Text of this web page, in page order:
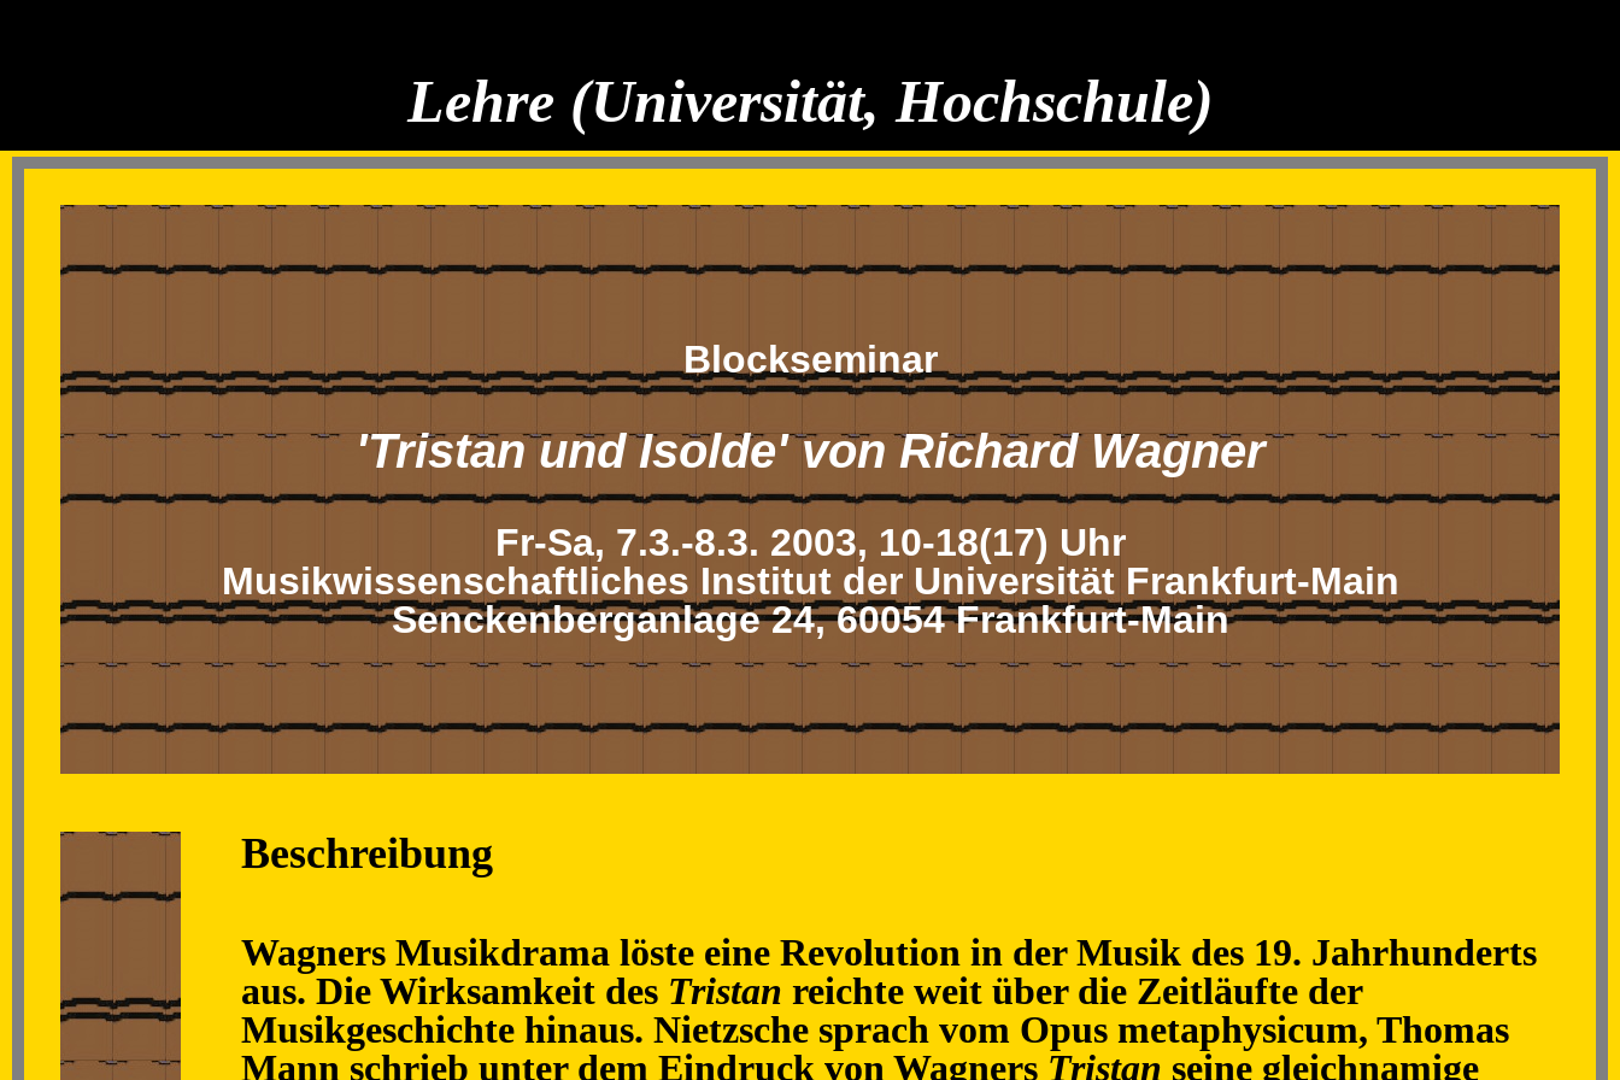
Lehre (Universität, Hochschule)
Blockseminar
'Tristan und Isolde' von Richard Wagner
Fr-Sa, 7.3.-8.3. 2003, 10-18(17) Uhr
Musikwissenschaftliches Institut der Universität Frankfurt-Main
Senckenberganlage 24, 60054 Frankfurt-Main
Beschreibung
Wagners Musikdrama löste eine Revolution in der Musik des 19. Jahrhunderts
aus. Die Wirksamkeit des Tristan reichte weit über die Zeitläufte der
Musikgeschichte hinaus. Nietzsche sprach vom Opus metaphysicum, Thomas
Mann schrieb unter dem Eindruck von Wagners Tristan seine gleichnamige